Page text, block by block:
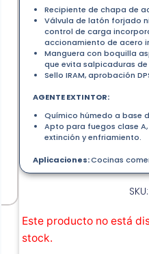
Recipiente de chapa de
Válvula de latón forjado
control de carga
accionamiento de acero
Manguera con boquilla
que evita salpicaduras
Sello IRAM, aprobación
AGENTE EXTINTOR:
Químico húmedo a base
Apto para fuegos clase
extinción y enfriamiento.
Aplicaciones:Cocinas
Este producto no está
stock.